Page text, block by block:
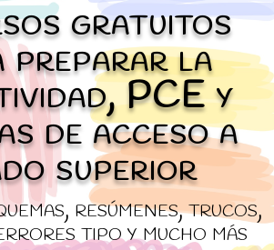
gratuitos
preparar la
PCE y
de acceso a
superior
resúmenes, trucos,
tipo y mucho más